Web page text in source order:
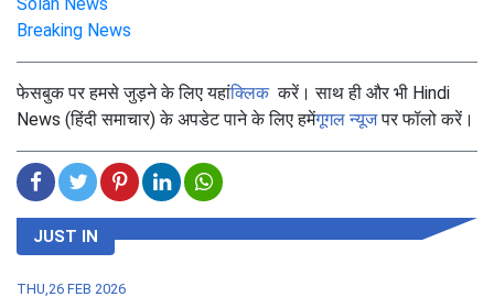
Solan News
Breaking News
फेसबुक पर हमसे जुड़ने के लिए यहांक्लिककरें। साथ ही और भी Hindi
News (हिंदी समाचार) के अपडेट पाने के लिए हमेंगूगल न्यूजपर फॉलो करें।
JUST IN
THU,26 FEB 2026